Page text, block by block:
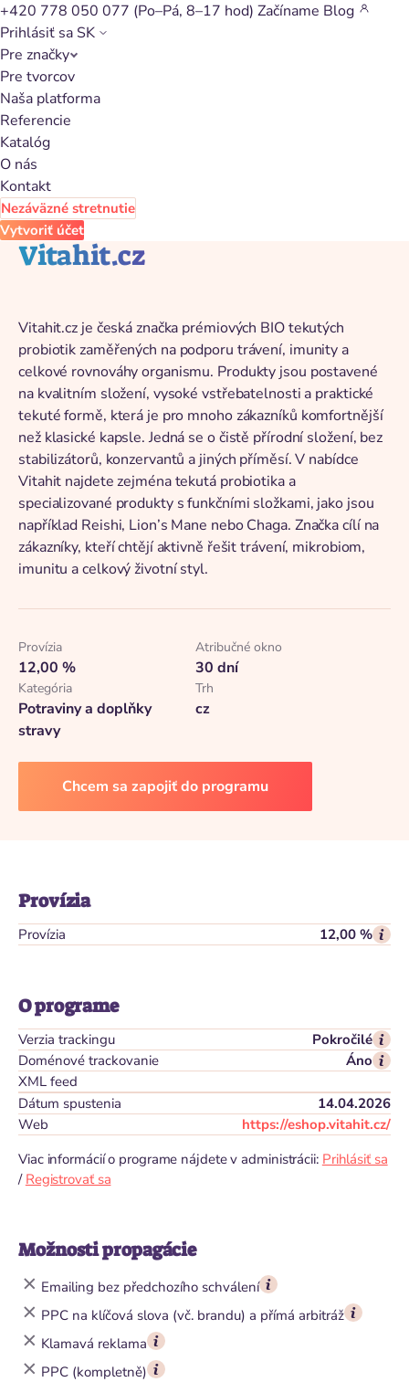
+420 778 050 077 (Po–Pá, 8–17 hod) Začíname Blog
Prihlásiť sa SK
Pre značky
Pre tvorcov
Naša platforma
Referencie
Katalóg
O nás
Kontakt
Nezáväzné stretnutie
Vytvoriť účet
Späť na katalóg
Vitahit.cz
Vitahit.cz je česká značka prémiových BIO tekutých
probiotik zaměřených na podporu trávení, imunity a
celkové rovnováhy organismu. Produkty jsou postavené
na kvalitním složení, vysoké vstřebatelnosti a praktické
tekuté formě, která je pro mnoho zákazníků komfortnější
než klasické kapsle. Jedná se o čistě přírodní složení, bez
stabilizátorů, konzervantů a jiných příměsí. V nabídce
Vitahit najdete zejména tekutá probiotika a
specializované produkty s funkčními složkami, jako jsou
například Reishi, Lion’s Mane nebo Chaga. Značka cílí na
zákazníky, kteří chtějí aktivně řešit trávení, mikrobiom,
imunitu a celkový životní styl.
Provízia
12,00 %
Atribučné okno
30 dní
Kategória
Potraviny a doplňky
stravy
Trh
cz
Chcem sa zapojiť do programu
Provízia
Provízia 12,00 %
O programe
Verzia trackingu
Pokročilé
Doménové trackovanie
Áno
XML feed
Dátum spustenia
14.04.2026
Web
https://eshop.vitahit.cz/
Viac informácií o programe nájdete v administrácii: Prihlásiť sa
/ Registrovať sa
Možnosti propagácie
Emailing bez předchozího schválení
PPC na klíčová slova (vč. brandu) a přímá arbitráž
Klamavá reklama
PPC (kompletně)